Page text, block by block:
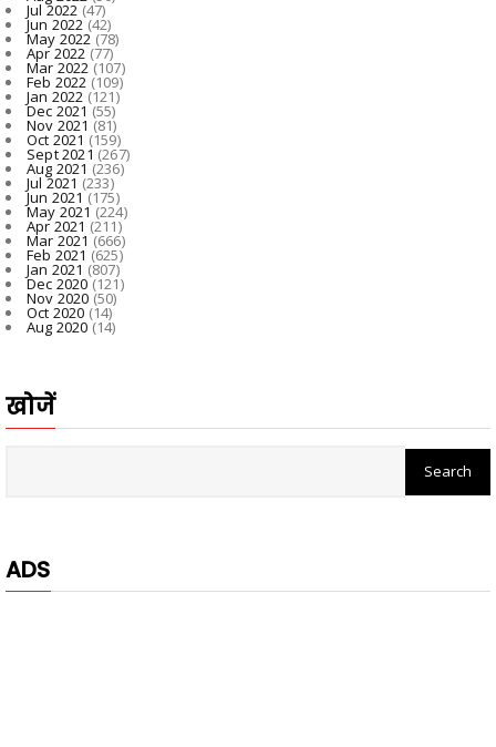
Jul 2022 (47)
Jun 2022(42)
May 2022(78)
Apr 2022 (77)
Mar 2022(107)
Feb 2022 (109)
Jan 2022 (121)
Dec 2021 (55)
Nov 2021 (81)
Oct 2021 (159)
Sept 2021 (267)
Aug 2021 (236)
Jul 2021 (233)
Jun 2021(175)
May 2021(224)
Apr 2021 (211)
Mar 2021 (666)
Feb 2021 (625)
Jan 2021 (807)
Dec 2020(121)
Nov 2020 (50)
Oct 2020 (14)
Aug 2020(14)
खोजें
ADS